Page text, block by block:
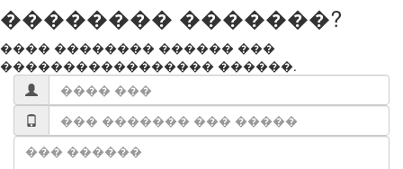
�������� �������?
���� �������� ������ ���
����������������� ������.